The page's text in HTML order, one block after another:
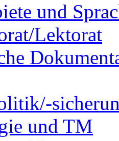
und
Lektorat
und TM